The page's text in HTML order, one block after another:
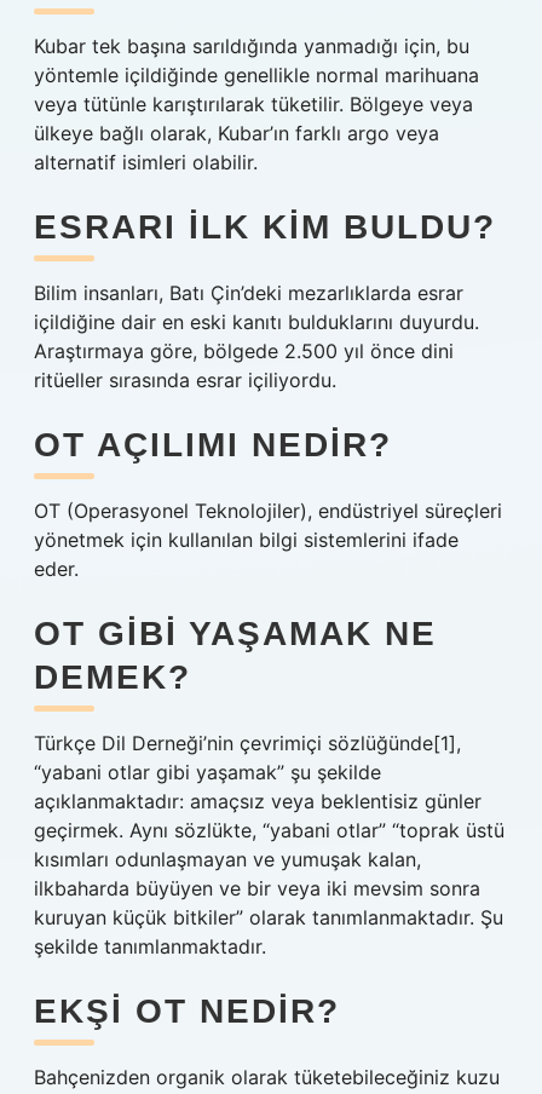
Kubar tek başına sarıldığında yanmadığı için, bu
yöntemle içildiğinde genellikle normal marihuana
veya tütünle karıştırılarak tüketilir. Bölgeye veya
ülkeye bağlı olarak, Kubar’ın farklı argo veya
alternatif isimleri olabilir.
ESRARI ILK KIM BULDU?
Bilim insanları, Batı Çin’deki mezarlıklarda esrar
içildiğine dair en eski kanıtı bulduklarını duyurdu.
Araştırmaya göre, bölgede 2.500 yıl önce dini
ritüeller sırasında esrar içiliyordu.
OT AÇILIMI NEDIR?
OT (Operasyonel Teknolojiler), endüstriyel süreçleri
yönetmek için kullanılan bilgi sistemlerini ifade
eder.
OT GIBI YAŞAMAK NE
DEMEK?
Türkçe Dil Derneği’nin çevrimiçi sözlüğünde[1],
“yabani otlar gibi yaşamak” şu şekilde
açıklanmaktadır: amaçsız veya beklentisiz günler
geçirmek. Aynı sözlükte, “yabani otlar” “toprak üstü
kısımları odunlaşmayan ve yumuşak kalan,
ilkbaharda büyüyen ve bir veya iki mevsim sonra
kuruyan küçük bitkiler” olarak tanımlanmaktadır. Şu
şekilde tanımlanmaktadır.
EKŞI OT NEDIR?
Bahçenizden organik olarak tüketebileceğiniz kuzu